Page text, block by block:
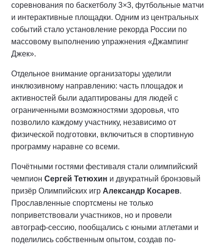
соревнования по баскетболу 3×3, футбольные матчи
и интерактивные площадки. Одним из центральных
событий стало установление рекорда России по
массовому выполнению упражнения «Джампинг
Джек».
Отдельное внимание организаторы уделили
инклюзивному направлению: часть площадок и
активностей были адаптированы для людей с
ограниченными возможностями здоровья, что
позволило каждому участнику, независимо от
физической подготовки, включиться в спортивную
программу наравне со всеми.
Почётными гостями фестиваля стали олимпийский
чемпион Сергей Тетюхин и двукратный бронзовый
призёр Олимпийских игр Александр Косарев.
Прославленные спортсмены не только
поприветствовали участников, но и провели
автограф-сессию, пообщались с юными атлетами и
поделились собственным опытом, создав по-